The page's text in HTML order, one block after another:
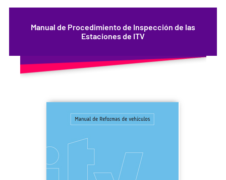
Manual de Procedimiento de Inspección de las
Estaciones de ITV